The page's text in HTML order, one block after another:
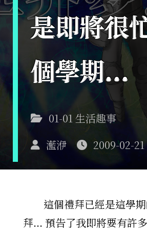
是即將很
個學期...
01-01 生活趣事
灆洢
2009-02-
這個禮拜已經是這學
拜... 預告了我即將要有許